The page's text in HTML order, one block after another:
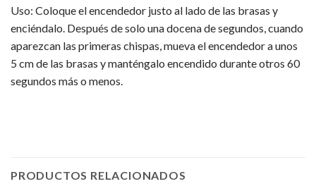
Uso: Coloque el encendedor justo al lado de las brasas y
enciéndalo. Después de solo una docena de segundos, cuando
aparezcan las primeras chispas, mueva el encendedor a unos
5 cm de las brasas y manténgalo encendido durante otros 60
segundos más o menos.
PRODUCTOS RELACIONADOS